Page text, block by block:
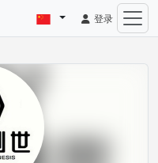
登录